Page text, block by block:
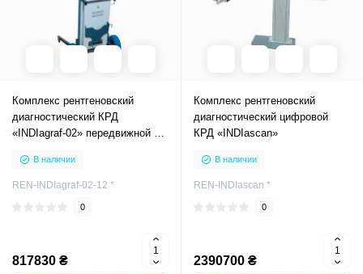
Комплекс рентгеновский
диагностический КРД
«INDIagraf-02» передвижной 5
В наличии
REN-INDIagraf-02-12 *
0
817830 ₴
Комплекс рентгеновский
диагностический цифровой
КРД «INDIascan»
В наличии
REN-INDIascan *
0
2390700 ₴